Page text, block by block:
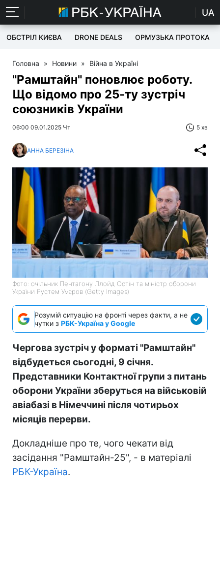
UA
ОБСТРІЛ КИЄВА DRONE DEALS ОРМУЗЬКА ПРОТОКА
Головна » Новини » Війна в Україні
"Рамштайн" поновлює роботу.
Що відомо про 25-ту зустріч
союзників України
06:00 09.01.2025 Чт 5 хв
АННА БЕРЕЗІНА
Фото: очільник Пентагону Ллойд Остін та міністр оборони
України Рустем Умєров (Getty Images)
Розумій ситуацію на фронті через факти, а не
чутки з РБК-Україна у Google
Чергова зустріч у форматі "Рамштайн"
відбудеться сьогодні, 9 січня.
Представники Контактної групи з питань
оборони України зберуться на військовій
авіабазі в Німеччині після чотирьох
місяців перерви.
Докладніше про те, чого чекати від
засідання "Рамштайн-25", - в матеріалі
РБК-Україна.